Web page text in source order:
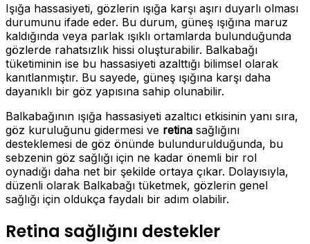
Işığa hassasiyeti, gözlerin ışığa karşı aşırı duyarlı olması
durumunu ifade eder. Bu durum, güneş ışığına maruz
kaldığında veya parlak ışıklı ortamlarda bulunduğunda
gözlerde rahatsızlık hissi oluşturabilir. Balkabağı
tüketiminin ise bu hassasiyeti azalttığı bilimsel olarak
kanıtlanmıştır. Bu sayede, güneş ışığına karşı daha
dayanıklı bir göz yapısına sahip olunabilir.
Balkabağının ışığa hassasiyeti azaltıcı etkisinin yanı sıra,
göz kuruluğunu gidermesi ve retina sağlığını
desteklemesi de göz önünde bulundurulduğunda, bu
sebzenin göz sağlığı için ne kadar önemli bir rol
oynadığı daha net bir şekilde ortaya çıkar. Dolayısıyla,
düzenli olarak Balkabağı tüketmek, gözlerin genel
sağlığı için oldukça faydalı bir adım olabilir.
Retina sağlığını destekler